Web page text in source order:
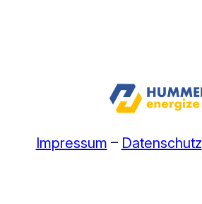
Impressum – Datenschutz